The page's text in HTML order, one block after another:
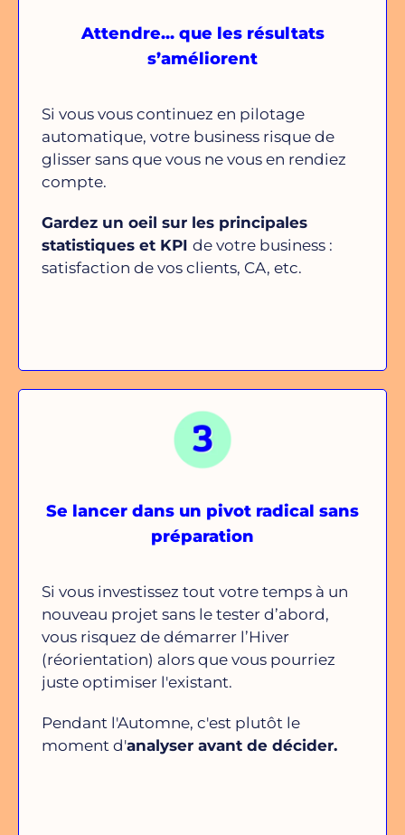
Attendre... que les résultats
s’améliorent
Si vous vous continuez en pilotage
automatique, votre business risque de
glisser sans que vous ne vous en rendiez
compte.
Gardez un oeil sur les principales
statistiques et KPI de votre business :
satisfaction de vos clients, CA, etc.
Se lancer dans un pivot radical sans
préparation
Si vous investissez tout votre temps à un
nouveau projet sans le tester d’abord,
vous risquez de démarrer l’Hiver
(réorientation) alors que vous pourriez
juste optimiser l'existant.
Pendant l'Automne, c'est plutôt le
moment d'analyser avant de décider.